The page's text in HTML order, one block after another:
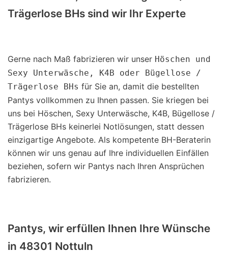
Trägerlose BHs sind wir Ihr Experte
Gerne nach Maß fabrizieren wir unser Höschen und
Sexy Unterwäsche, K4B oder Bügellose /
Trägerlose BHs für Sie an, damit die bestellten
Pantys vollkommen zu Ihnen passen. Sie kriegen bei
uns bei Höschen, Sexy Unterwäsche, K4B, Bügellose /
Trägerlose BHs keinerlei Notlösungen, statt dessen
einzigartige Angebote. Als kompetente BH-Beraterin
können wir uns genau auf Ihre individuellen Einfällen
beziehen, sofern wir Pantys nach Ihren Ansprüchen
fabrizieren.
Pantys, wir erfüllen Ihnen Ihre Wünsche
in 48301 Nottuln